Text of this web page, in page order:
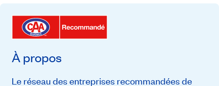
À propos
Le réseau des entreprises recommandées de